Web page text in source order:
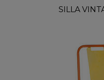
SILLA